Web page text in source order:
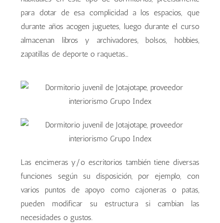
para dotar de esa complicidad a los espacios, que
durante años acogen juguetes, luego durante el curso
almacenan libros y archivadores, bolsos, hobbies,
zapatillas de deporte o raquetas…
Las encimeras y/o escritorios también tiene diversas
funciones según su disposición, por ejemplo, con
varios puntos de apoyo como cajoneras o patas,
pueden modificar su estructura si cambian las
necesidades o gustos.